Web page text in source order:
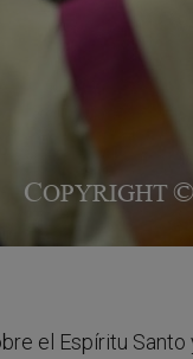
el Espíritu